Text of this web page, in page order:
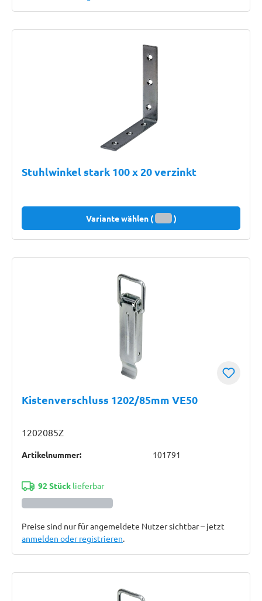
Stuhlwinkel stark 100 x 20 verzinkt
Variante wählen ( )
Kistenverschluss 1202/85mm VE50
1202085Z
Artikelnummer: 101791
92 Stücklieferbar
Preise sind nur für angemeldete Nutzer sichtbar – jetzt
anmelden oder registrieren.